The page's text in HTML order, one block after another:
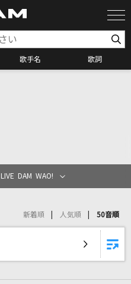
歌手名 歌詞
クエスト
ている曲の一覧
LIVE DAM WAO!
新着順 人気順 50音順